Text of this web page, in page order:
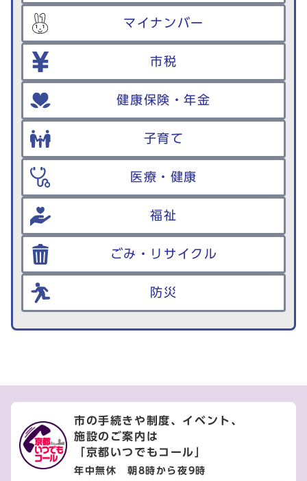
マイナンバー
市税
健康保険・年金
子育て
医療・健康
福祉
ごみ・リサイクル
防災
市の手続きや制度、イベント、
施設のご案内は
「京都いつでもコール」
年中無休 朝8時から夜9時